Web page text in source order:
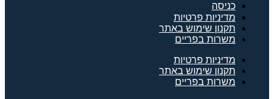
כניסה
מדיניות פרטיות
תקנון שימוש באתר
משרות בפריים
מדיניות פרטיות
תקנון שימוש באתר
משרות בפריים